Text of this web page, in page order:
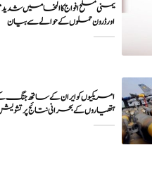
یمنی مسلح افواج کا المخا میں
اور ڈرون حملوں کے حوالے سے بیان
امریکیوں کو ایران کے ساتھ جنگ